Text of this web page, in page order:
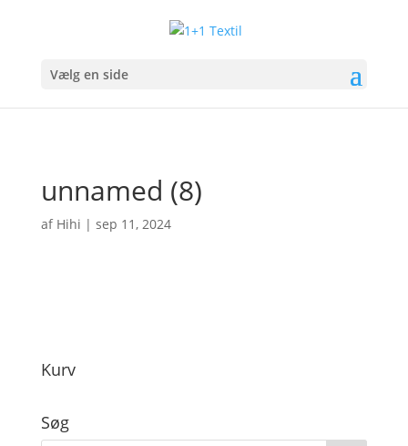
Vælg en side
unnamed (8)
af Hihi | sep 11, 2024
Kurv
Søg